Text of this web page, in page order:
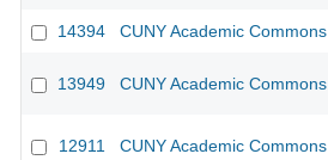
14394 CUNY Academic Commons
13949 CUNY Academic Commons
12911 CUNY Academic Commons